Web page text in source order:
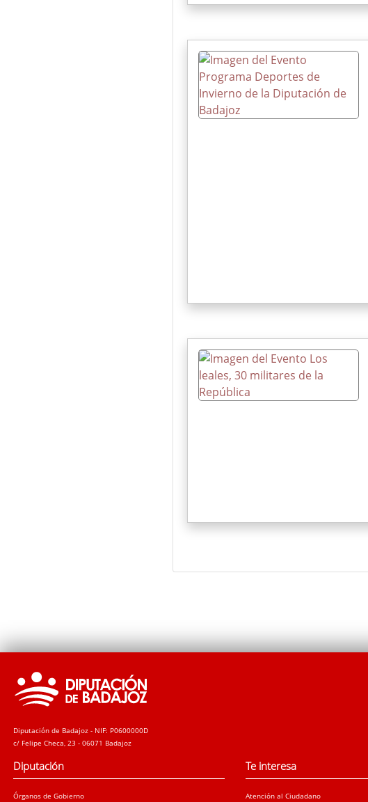
Diputación de Badajoz - NIF: P0600000D
c/ Felipe Checa, 23 - 06071 Badajoz
Diputación
Órganos de Gobierno
Te interesa
Atención al Ciudadano